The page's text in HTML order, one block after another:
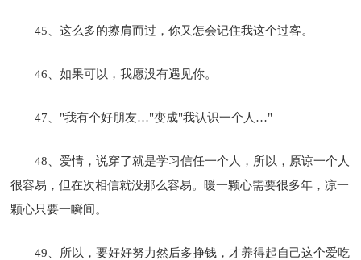
45、这么多的擦肩而过，你又怎会记住我这个过客。
46、如果可以，我愿没有遇见你。
47、"我有个好朋友…"变成"我认识一个人…"
48、爱情，说穿了就是学习信任一个人，所以，原谅一个人
很容易，但在次相信就没那么容易。暖一颗心需要很多年，凉一
颗心只要一瞬间。
49、所以，要好好努力然后多挣钱，才养得起自己这个爱吃